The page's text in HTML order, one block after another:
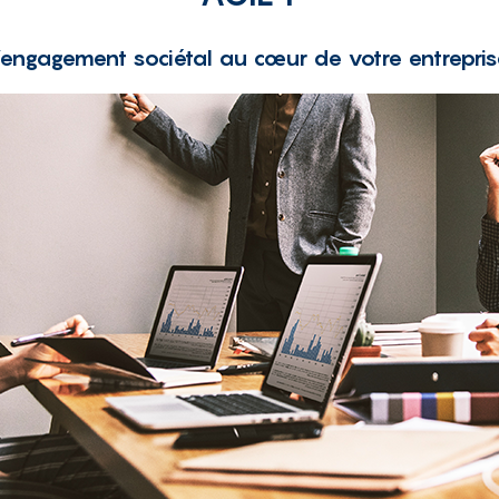
sociétal au cœur de votre